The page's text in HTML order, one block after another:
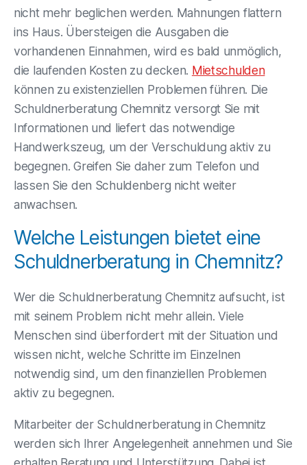
nicht mehr beglichen werden. Mahnungen flattern
ins Haus. Übersteigen die Ausgaben die
vorhandenen Einnahmen, wird es bald unmöglich,
die laufenden Kosten zu decken. Mietschulden
können zu existenziellen Problemen führen. Die
Schuldnerberatung Chemnitz versorgt Sie mit
Informationen und liefert das notwendige
Handwerkszeug, um der Verschuldung aktiv zu
begegnen. Greifen Sie daher zum Telefon und
lassen Sie den Schuldenberg nicht weiter
anwachsen.
Welche Leistungen bietet eine
Schuldnerberatung in Chemnitz?
Wer die Schuldnerberatung Chemnitz aufsucht, ist
mit seinem Problem nicht mehr allein. Viele
Menschen sind überfordert mit der Situation und
wissen nicht, welche Schritte im Einzelnen
notwendig sind, um den finanziellen Problemen
aktiv zu begegnen.
Mitarbeiter der Schuldnerberatung in Chemnitz
werden sich Ihrer Angelegenheit annehmen und Sie